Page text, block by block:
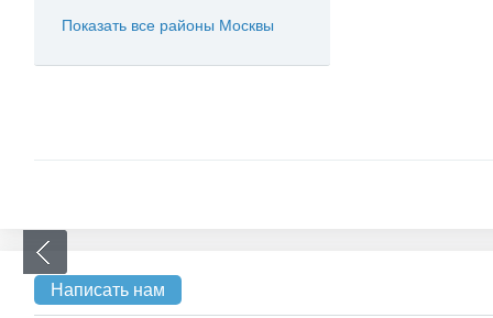
Показать все районы Москвы
Написать нам